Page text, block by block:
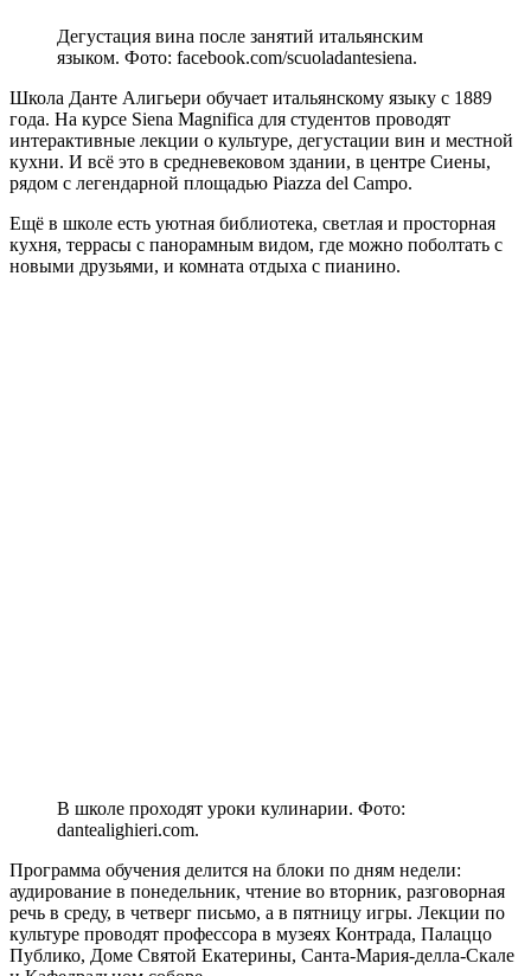
Дегустация вина после занятий итальянским
языком. Фото: facebook.com/scuoladantesiena.
Школа Данте Алигьери обучает итальянскому языку с 1889
года. На курсе Siena Magnifica для студентов проводят
интерактивные лекции о культуре, дегустации вин и местной
кухни. И всё это в средневековом здании, в центре Сиены,
рядом с легендарной площадью Piazza del Campo.
Ещё в школе есть уютная библиотека, светлая и просторная
кухня, террасы с панорамным видом, где можно поболтать с
новыми друзьями, и комната отдыха с пианино.
В школе проходят уроки кулинарии. Фото:
dantealighieri.com.
Программа обучения делится на блоки по дням недели:
аудирование в понедельник, чтение во вторник, разговорная
речь в среду, в четверг письмо, а в пятницу игры. Лекции по
культуре проводят профессора в музеях Контрада, Палаццо
Публико, Доме Святой Екатерины, Санта-Мария-делла-Скале